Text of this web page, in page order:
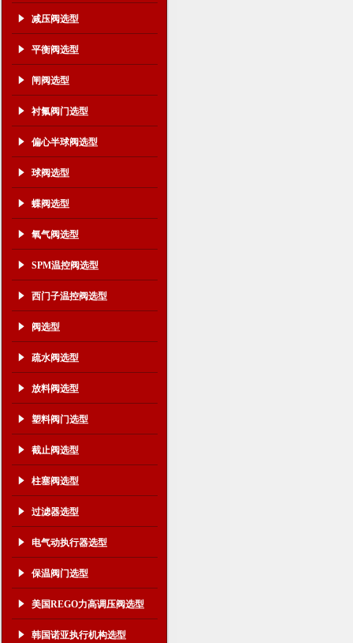
减压阀选型
平衡阀选型
闸阀选型
衬氟阀门选型
偏心半球阀选型
球阀选型
蝶阀选型
氧气阀选型
SPM温控阀选型
西门子温控阀选型
阀选型
疏水阀选型
放料阀选型
塑料阀门选型
截止阀选型
柱塞阀选型
过滤器选型
电气动执行器选型
保温阀门选型
美国REGO力高调压阀选型
韩国诺亚执行机构选型